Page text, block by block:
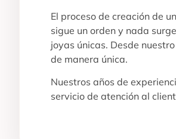
El proceso de creación de
sigue un orden y nada
joyas únicas. Desde
de manera única.
Nuestros años de
servicio de atención al